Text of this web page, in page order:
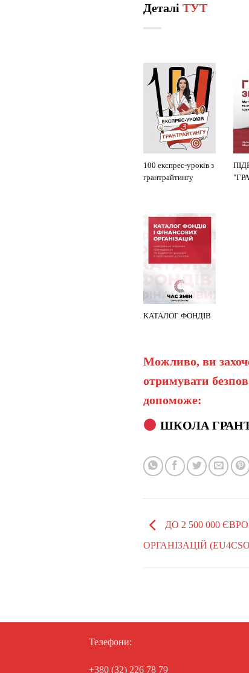
Деталі ТУТ
100 експрес-уроків з
грантрайтингу
КАТАЛОГ ФОНДІВ
Можливо, ви
отримувати
допоможе:
ШКОЛА
ДО 2 500 000
ОРГАНІЗАЦІЙ
Телефони:
+380 (32) 226 78 79